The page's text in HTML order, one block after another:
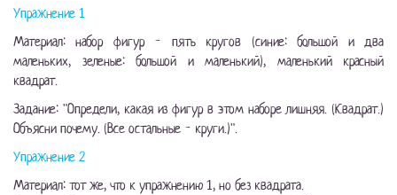
Упражнение 1
Материал: набор фигур - пять кругов (синие: большой и два
маленьких, зеленые: большой и маленький), маленький красный
квадрат.
Задание: "Определи, какая из фигур в этом наборе лишняя. (Квадрат.)
Объясни почему. (Все остальные - круги.)".
Упражнение 2
Материал: тот же, что к упражнению 1, но без квадрата.